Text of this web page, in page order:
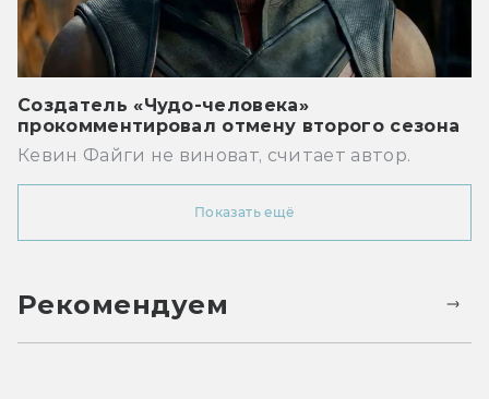
Создатель «Чудо-человека»
прокомментировал отмену второго сезона
Кевин Файги не виноват, считает автор.
Показать ещё
Рекомендуем